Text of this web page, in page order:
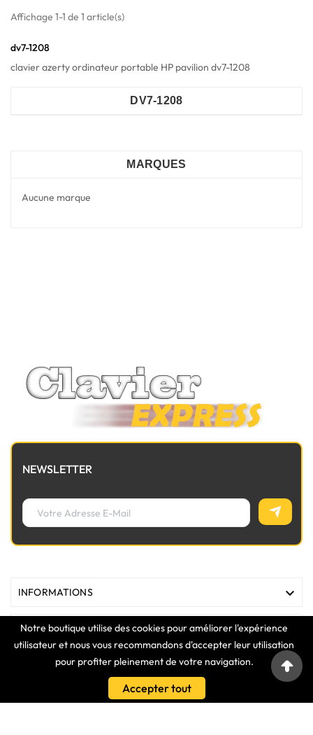
Notre boutique utilise des cookies pour améliorer l'expérience
utilisateur et nous vous recommandons d'accepter leur utilisation
pour profiter pleinement de votre navigation.
Accepter tout
Affichage 1-1 de 1 article(s)
dv7-1208
clavier azerty ordinateur portable HP pavilion dv7-1208
DV7-1208
MARQUES
Aucune marque
NEWSLETTER
INFORMATIONS 
MAGASIN 

VOTRE COMPTE 